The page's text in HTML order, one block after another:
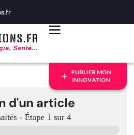
PUBLIER MON
INNOVATION
d'un article
- Étape 1 sur 4